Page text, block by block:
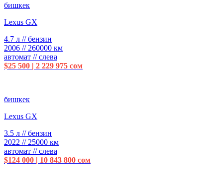
бишкек
Lexus GX
4.7 л // бензин
2006 // 260000 км
автомат // слева
$25 500 | 2 229 975 сом
бишкек
Lexus GX
3.5 л // бензин
2022 // 25000 км
автомат // слева
$124 000 | 10 843 800 сом